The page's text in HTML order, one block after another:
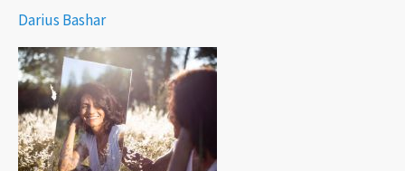
Darius Bashar